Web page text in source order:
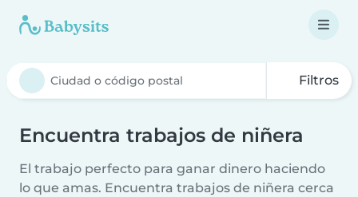
Filtros
Encuentra trabajos de niñera
El trabajo perfecto para ganar dinero haciendo
lo que amas. Encuentra trabajos de niñera cerca